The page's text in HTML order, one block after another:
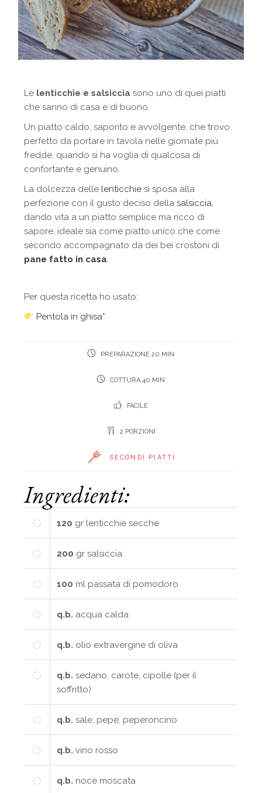
Le lenticchie e salsiccia sono uno di quei piatti
che sanno di casa e di buono.
Un piatto caldo, saporito e avvolgente, che trovo
perfetto da portare in tavola nelle giornate più
fredde, quando si ha voglia di qualcosa di
confortante e genuino.
La dolcezza delle lenticchiesi sposa alla
perfezione con il gusto deciso dellasalsiccia,
dando vita a un piatto semplice ma ricco di
sapore, ideale sia come piatto unico che come
secondo accompagnato da dei bei crostoni di
pane fatto in casa.
Per questa ricetta ho usato:
Pentola in ghisa*
PREPARAZIONE 20 MIN
COTTURA 40 MIN
FACILE
2 PORZIONI
SECONDI PIATTI
Ingredienti:
120 gr lenticchie secche
200 gr salsiccia
100 ml passata di pomodoro
q.b. acqua calda
q.b. olio extravergine di oliva
q.b. sedano, carote, cipolle (per il
soffritto)
q.b. sale, pepe, peperoncino
q.b. vino rosso
q.b. noce moscata